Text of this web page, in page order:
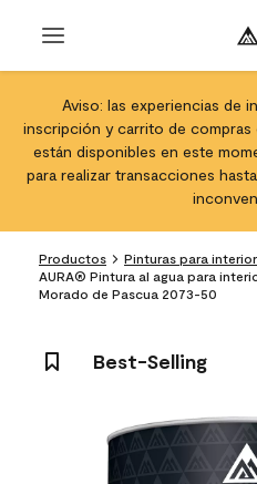
Aviso: las experiencias de
inscripción y carrito de
están disponibles en este
para realizar transacciones
Productos
Pinturas para
AURA® Pintura al agua para
Morado de Pascua 2073-50
Best-Selling